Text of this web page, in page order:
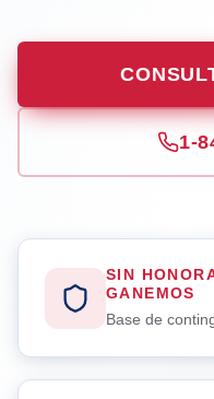
1-
SIN
GANEMOS
Base de